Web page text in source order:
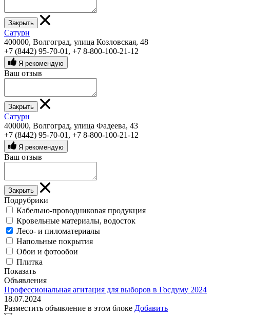
Закрыть
Сатурн
400000, Волгоград, улица Козловская, 48
+7 (8442) 95-70-01 , +7 8-800-100-21-12
Я рекомендую
Ваш отзыв
Закрыть
Сатурн
400000, Волгоград, улица Фадеева, 43
+7 (8442) 95-70-01 , +7 8-800-100-21-12
Я рекомендую
Ваш отзыв
Закрыть
Подрубрики
Кабельно-проводниковая продукция
Кровельные материалы, водосток
Лесо- и пиломатериалы
Напольные покрытия
Обои и фотообои
Плитка
Показать
Объявления
Профессиональная агитация для выборов в Госдуму 2024
18.07.2024
Разместить объявление в этом блоке Добавить